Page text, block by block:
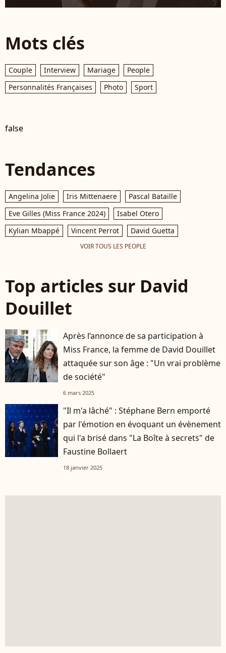
Mots clés
Couple Interview Mariage
People
Personnalités Françaises
Photo Sport
false
Tendances
Angelina Jolie Iris Mittenaere
Pascal Bataille
Eve Gilles (Miss France 2024)
Isabel Otero
Kylian Mbappé
Vincent Perrot David Guetta
VOIR TOUS LES PEOPLE
Top articles sur David
Douillet
Après l’annonce de sa participation à
Miss France, la femme de David Douillet
attaquée sur son âge : "Un vrai problème
de société"
6 mars 2025
"Il m'a lâché" : Stéphane Bern emporté
par l'émotion en évoquant un évènement
qui l'a brisé dans "La Boîte à secrets" de
Faustine Bollaert
18 janvier 2025